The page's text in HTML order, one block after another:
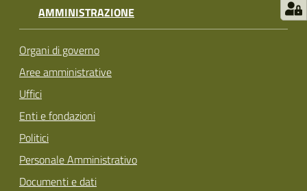
AMMINISTRAZIONE
Organi di governo
Aree amministrative
Uffici
Enti e fondazioni
Politici
Personale Amministrativo
Documenti e dati